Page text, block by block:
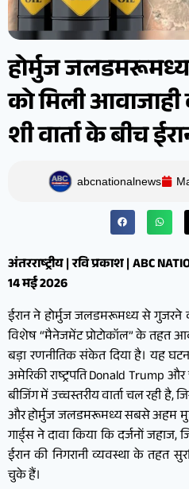
होर्मुज
को मिली
शी वार्ता के बीच
abcnationalnews
अंतरराष्ट्रीय | रवि प्रकाश | ABC
14 मई 2026
ईरान ने होर्मुज जलडमरूमध्य से गुजरने
विशेष “मैनेजमेंट प्रोटोकॉल” के तहत
बड़ा रणनीतिक संकेत दिया है। यह
अमेरिकी राष्ट्रपति Donald Trump
बीजिंग में उच्चस्तरीय वार्ता चल रही है,
और होर्मुज जलडमरूमध्य सबसे अहम
गार्ड्स ने दावा किया कि दर्जनों
ईरान की निगरानी व्यवस्था के तहत
चुके हैं।